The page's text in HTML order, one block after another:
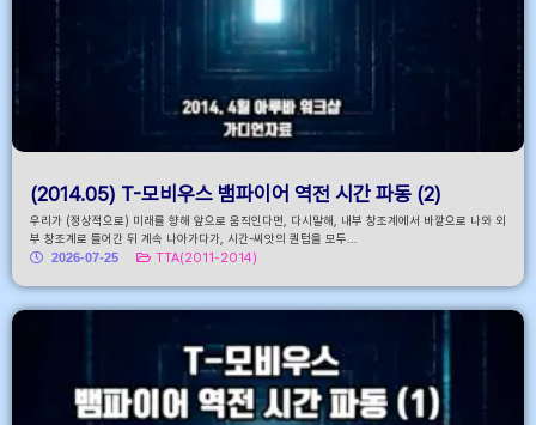
(2014.05) T-모비우스 뱀파이어 역전 시간 파동 (2)
우리가 (정상적으로) 미래를 향해 앞으로 움직인다면, 다시말해, 내부 창조계에서 바깥으로 나와 외
부 창조계로 들어간 뒤 계속 나아가다가, 시간-씨앗의 퀀텀을 모두...
2026-07-25
TTA(2011-2014)